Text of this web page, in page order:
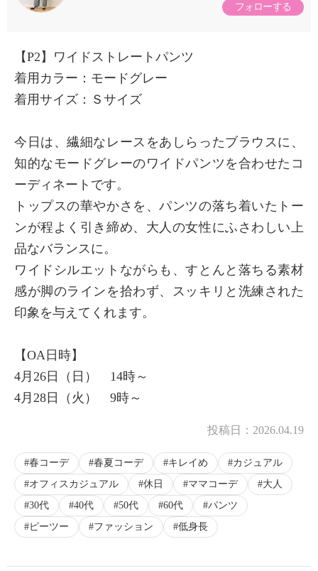
フォローする
【P2】ワイドストレートパンツ
着用カラー：モードグレー
着用サイズ：Ｓサイズ
今日は、繊細なレースをあしらったブラウスに、
知的なモードグレーのワイドパンツを合わせたコ
ーディネートです。
トップスの華やかさを、パンツの落ち着いたトー
ンが程よく引き締め、大人の女性にふさわしい上
品なバランスに。
ワイドシルエットながらも、すとんと落ちる素材
感が脚のラインを拾わず、スッキリと洗練された
印象を与えてくれます。
【OA日時】
4月26日（日） 14時～
4月28日（火） 9時～
投稿日： 2026.04.19
春コーデ 春夏コーデ キレイめ
カジュアル
オフィスカジュアル
休日 ママコーデ
大人
30代
40代 50代 60代
パンツ
ピーツー
ファッション 低身長